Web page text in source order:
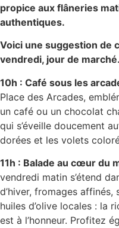
propice aux flâneries
authentiques.
Voici une suggestion de
vendredi, jour de marché.
10h : Café sous les
Place des Arcades,
un café ou un chocolat
qui s’éveille doucement
dorées et les volets
11h : Balade au cœur du
vendredi matin s’étend
d’hiver, fromages
huiles d’olive locales : la
est à l’honneur. Profitez